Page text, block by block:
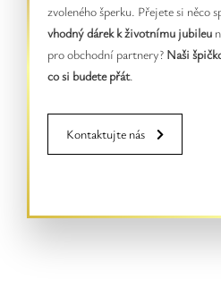
zvoleného šperku. Přejete si něco
vhodný dárek k životnímu jubileu
pro obchodní partnery? Naši
co si budete přát.
Kontaktujte nás